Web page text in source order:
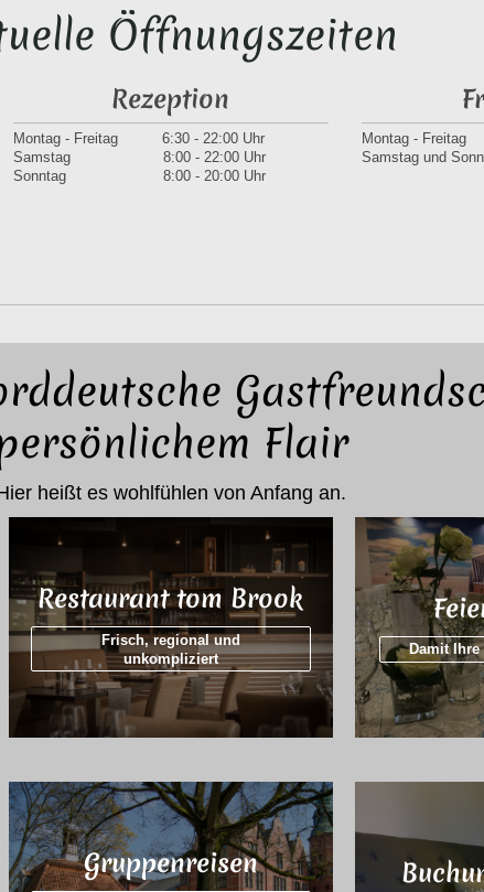
Öffnungszeiten
Rezeption
Montag - Freitag 6:30 - 22:00 Uhr
Samstag 8:00 - 22:00 Uhr
Sonntag 8:00 - 20:00 Uhr
Montag -
Samstag und
Flair
heißt es wohlfühlen von Anfang an.
Restaurant tom Brook
Frisch, regional und
unkompliziert
Damit Ihre
Gruppenreisen